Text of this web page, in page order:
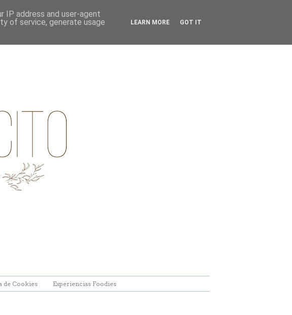
de Cookies Experiencias Foodies
IP address and user-agent
of service, generate usage
LEARN MORE GOT IT